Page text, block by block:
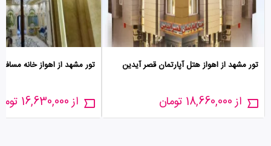
تور مشهد از اهواز هتل آپارتمان قصر آیدین
از 18,660,000 تومان
تور مشهد از اهواز خانه مسافر
از 16,630,000 تومان